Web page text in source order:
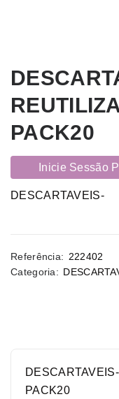
PACK20
Inicie Sessão
DESCARTAVEIS-
Referência: 222402
Categoria:
PACK20